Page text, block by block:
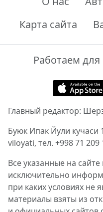
Карта сайта
Работаем для
Главный редактор:
Буюк Ипак Йули кучаси
viloyati, тел. +998 71 209
Все указанные на
исключительно
при каких условиях не
материалы взяты из